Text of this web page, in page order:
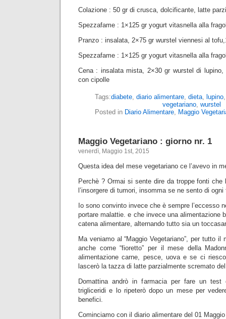
Colazione : 50 gr di crusca, dolcificante, latte
Spezzafame : 1×125 gr yogurt vitasnella alla
Pranzo : insalata, 2×75 gr wurstel viennesi al
Spezzafame : 1×125 gr yogurt vitasnella alla
Cena : insalata mista, 2×30 gr wurstel di
con cipolle
Tags:diabete, diario alimentare, dieta, lupino
vegetariano, wurstel
Posted in Diario Alimentare, Maggio
Maggio Vegetariano : giorno nr. 1
venerdì, Maggio 1st, 2015
Questa idea del mese vegetariano ce l’avevo in
Perchè ? Ormai si sente dire da troppe fonti
l’insorgere di tumori, insomma se ne sento di ogni
Io sono convinto invece che è sempre l’eccesso
portare malattie. e che invece una alimentazione
catena alimentare, alternando tutto sia un
Ma veniamo al “Maggio Vegetariano”, per tutto il
anche come “fioretto” per il mese della
alimentazione carne, pesce, uova e se ci
lascerò la tazza di latte parzialmente scremato
Domattina andrò in farmacia per fare un
trigliceridi e lo ripeterò dopo un mese per
benefici.
Cominciamo con il diario alimentare del 01